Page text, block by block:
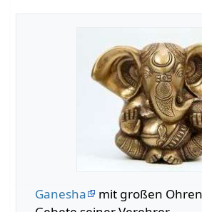
Ganesha
mit großen